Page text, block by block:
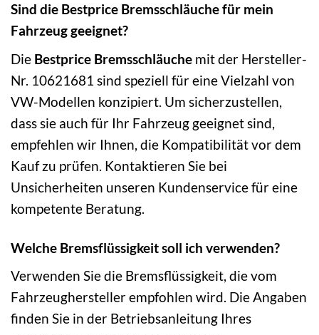
Sind die Bestprice Bremsschläuche für mein
Fahrzeug geeignet?
Die Bestprice Bremsschläuche mit der Hersteller-
Nr. 10621681 sind speziell für eine Vielzahl von
VW-Modellen konzipiert. Um sicherzustellen,
dass sie auch für Ihr Fahrzeug geeignet sind,
empfehlen wir Ihnen, die Kompatibilität vor dem
Kauf zu prüfen. Kontaktieren Sie bei
Unsicherheiten unseren Kundenservice für eine
kompetente Beratung.
Welche Bremsflüssigkeit soll ich verwenden?
Verwenden Sie die Bremsflüssigkeit, die vom
Fahrzeughersteller empfohlen wird. Die Angaben
finden Sie in der Betriebsanleitung Ihres